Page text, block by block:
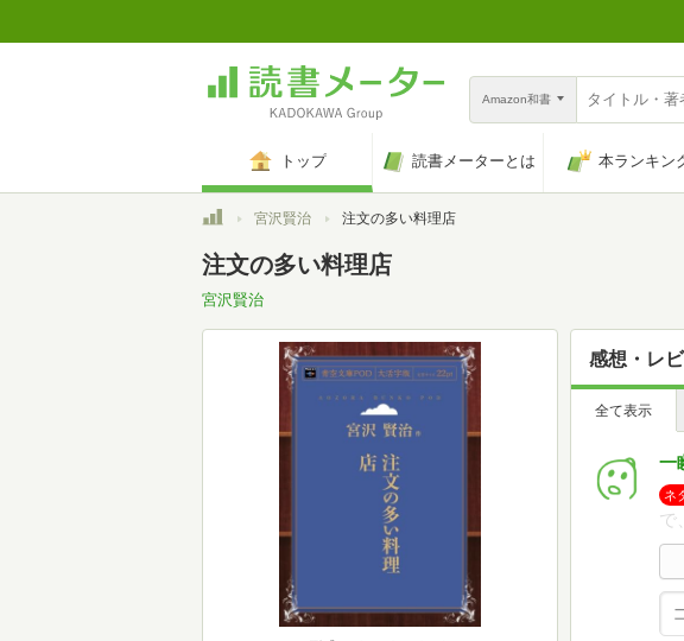
Amazon和書
トップ 読書メーターとは 本ランキン
トップ宮沢賢治 注文の多い料理店
注文の多い料理店
宮沢賢治
感想・レ
全て表示
一
ネ
で